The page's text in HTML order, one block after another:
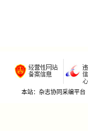
本站：杂志协同采编平台